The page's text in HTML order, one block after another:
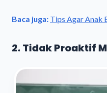
Baca juga: Tips Agar Anak
2. Tidak Proaktif